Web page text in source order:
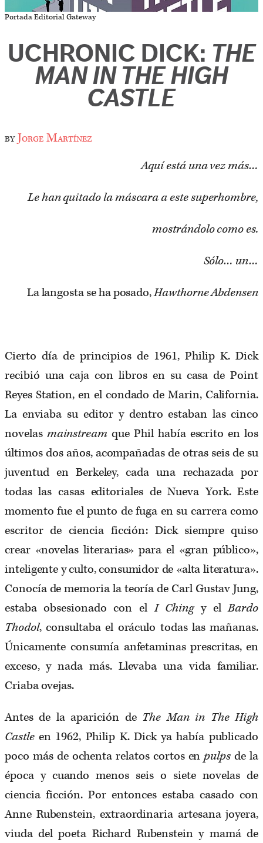
Portada Editorial Gateway
UCHRONIC DICK: THE
MAN IN THE HIGH
CASTLE
byJorge Martínez
Aquí está una vez más…
Le han quitado la máscara a este superhombre,
mostrándolo como es.
Sólo… un…
La langosta se ha posado,Hawthorne Abdensen
Cierto día de principios de 1961, Philip K. Dick
recibió una caja con libros en su casa de Point
Reyes Station, en el condado de Marin, California.
La enviaba su editor y dentro estaban las cinco
novelas mainstream que Phil había escrito en los
últimos dos años, acompañadas de otras seis de su
juventud en Berkeley, cada una rechazada por
todas las casas editoriales de Nueva York. Este
momento fue el punto de fuga en su carrera como
escritor de ciencia ficción: Dick siempre quiso
crear «novelas literarias» para el «gran público»,
inteligente y culto, consumidor de «alta literatura».
Conocía de memoria la teoría de Carl Gustav Jung,
estaba obsesionado con elI Chingy elBardo
Thodol, consultaba el oráculo todas las mañanas.
Únicamente consumía anfetaminas prescritas, en
exceso, y nada más. Llevaba una vida familiar.
Criaba ovejas.
Antes de la aparición de The Man in The High
Castleen 1962, Philip K. Dick ya había publicado
poco más de ochenta relatos cortos enpulps de la
época y cuando menos seis o siete novelas de
ciencia ficción. Por entonces estaba casado con
Anne Rubenstein, extraordinaria artesana joyera,
viuda del poeta Richard Rubenstein y mamá de